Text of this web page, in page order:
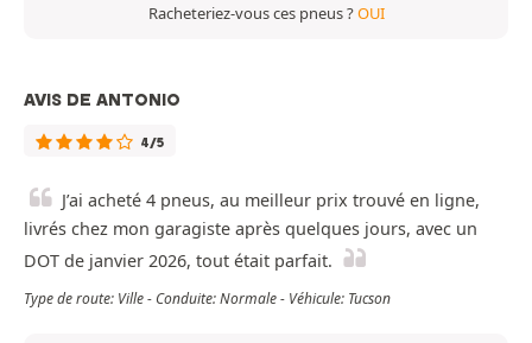
Racheteriez-vous ces pneus ?OUI
AVIS DE ANTONIO
4/5
J’ai acheté 4 pneus, au meilleur prix trouvé en ligne,
livrés chez mon garagiste après quelques jours, avec un
DOT de janvier 2026, tout était parfait.
Type de route: Ville - Conduite: Normale - Véhicule: Tucson